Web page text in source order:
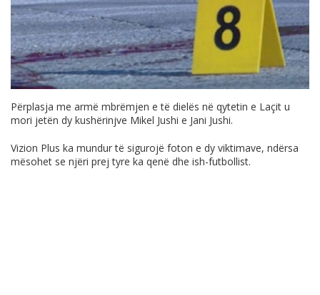
Përplasja me armë mbrëmjen e të dielës në qytetin e Laçit u
mori jetën dy kushërinjve Mikel Jushi e Jani Jushi.
Vizion Plus ka mundur të sigurojë foton e dy viktimave, ndërsa
mësohet se njëri prej tyre ka qenë dhe ish-futbollist.